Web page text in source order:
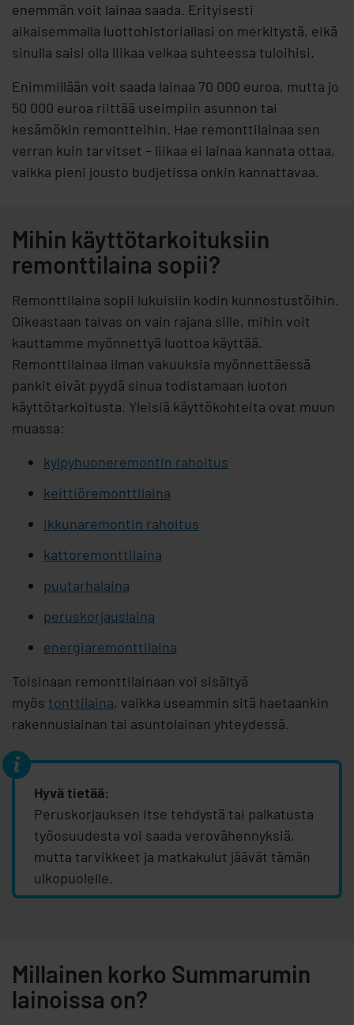
enemmän voit lainaa saada. Erityisesti
aikaisemmalla luottohistoriallasi on merkitystä, eikä
sinulla saisi olla liikaa velkaa suhteessa tuloihisi.
Enimmillään voit saada lainaa 70 000 euroa, mutta jo
50 000 euroa riittää useimpiin asunnon tai
kesämökin remontteihin. Hae remonttilainaa sen
verran kuin tarvitset – liikaa ei lainaa kannata ottaa,
vaikka pieni jousto budjetissa onkin kannattavaa.
Mihin käyttötarkoituksiin
remonttilaina sopii?
Remonttilaina sopii lukuisiin kodin kunnostustöihin.
Oikeastaan taivas on vain rajana sille, mihin voit
kauttamme myönnettyä luottoa käyttää.
Remonttilainaa ilman vakuuksia myönnettäessä
pankit eivät pyydä sinua todistamaan luoton
käyttötarkoitusta. Yleisiä käyttökohteita ovat muun
muassa:
kylpyhuoneremontin rahoitus
keittiöremonttilaina
ikkunaremontin rahoitus
kattoremonttilaina
puutarhalaina
peruskorjauslaina
energiaremonttilaina
Toisinaan remonttilainaan voi sisältyä
myös tonttilaina, vaikka useammin sitä haetaankin
rakennuslainan tai asuntolainan yhteydessä.
Hyvä tietää:
Peruskorjauksen itse tehdystä tai palkatusta
työosuudesta voi saada verovähennyksiä,
mutta tarvikkeet ja matkakulut jäävät tämän
ulkopuolelle.
Millainen korko Summarumin
lainoissa on?